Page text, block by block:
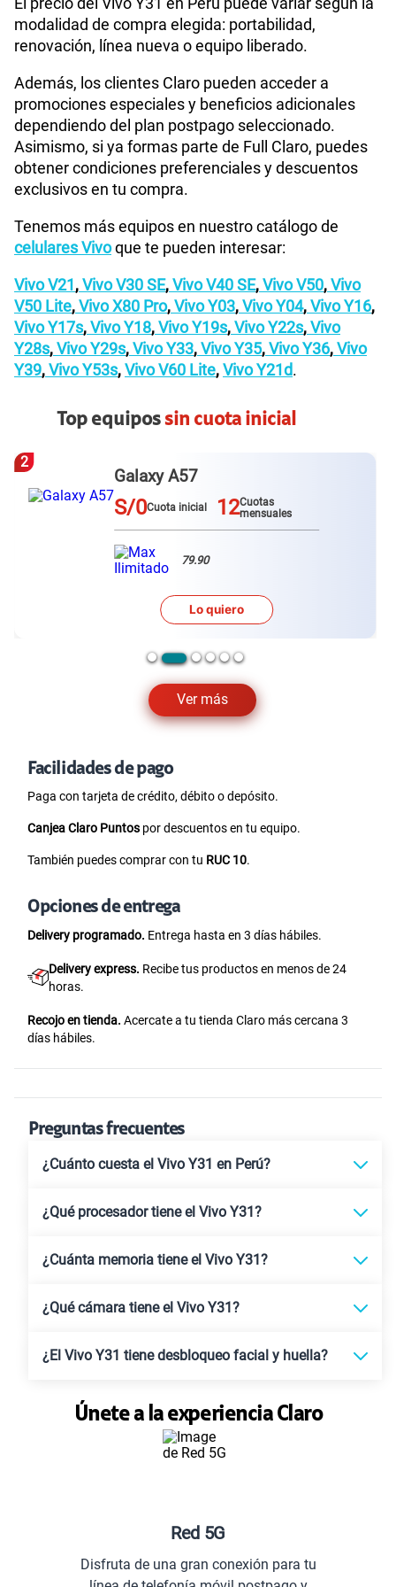
modalidad de compra elegida: portabilidad,
renovación, línea nueva o equipo liberado.
Además, los clientes Claro pueden acceder a
promociones especiales y beneficios adicionales
dependiendo del plan postpago seleccionado.
Asimismo, si ya formas parte de Full Claro, puedes
obtener condiciones preferenciales y descuentos
exclusivos en tu compra.
Tenemos más equipos en nuestro catálogo de
celulares Vivoque te pueden interesar:
Vivo V21,Vivo V30 SE,Vivo V40 SE,Vivo V50,Vivo
V50 Lite,Vivo X80 Pro,Vivo Y03,Vivo Y04,Vivo Y16,
Vivo Y17s,Vivo Y18,Vivo Y19s,Vivo Y22s,Vivo
Y28s,Vivo Y29s,Vivo Y33,Vivo Y35,Vivo Y36,Vivo
Y39,Vivo Y53s,Vivo V60 Lite,Vivo Y21d.
Top equipossin cuota inicial
Ver más
Redmi Note 15 pro plus
S/0 Cuota inicial12
Lo quiero
Facilidades de pago
Paga con tarjeta de crédito, débito o depósito.
Canjea Claro Puntos por descuentos en tu equipo.
También puedes comprar con tu RUC 10.
Opciones de entrega
Delivery programado. Entrega hasta en 3 días hábiles.
Delivery express. Recibe tus productos en menos de 24
horas.
Recojo en tienda. Acercate a tu tienda Claro más cercana 3
días hábiles.
Preguntas frecuentes
¿Cuánto cuesta el Vivo Y31 en Perú?
¿Qué procesador tiene el Vivo Y31?
¿Cuánta memoria tiene el Vivo Y31?
¿Qué cámara tiene el Vivo Y31?
¿El Vivo Y31 tiene desbloqueo facial y huella?
Únete a la experiencia Claro
Red 5G
Disfruta de una gran conexión para tu